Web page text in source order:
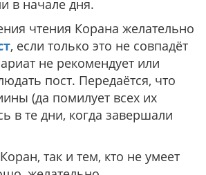
в начале дня.
чтения Корана желательно
, если только это не совпадёт
не рекомендует или
пост. Передаётся, что
(да помилует всех их
в те дни, когда завершали
так и тем, кто не умеет